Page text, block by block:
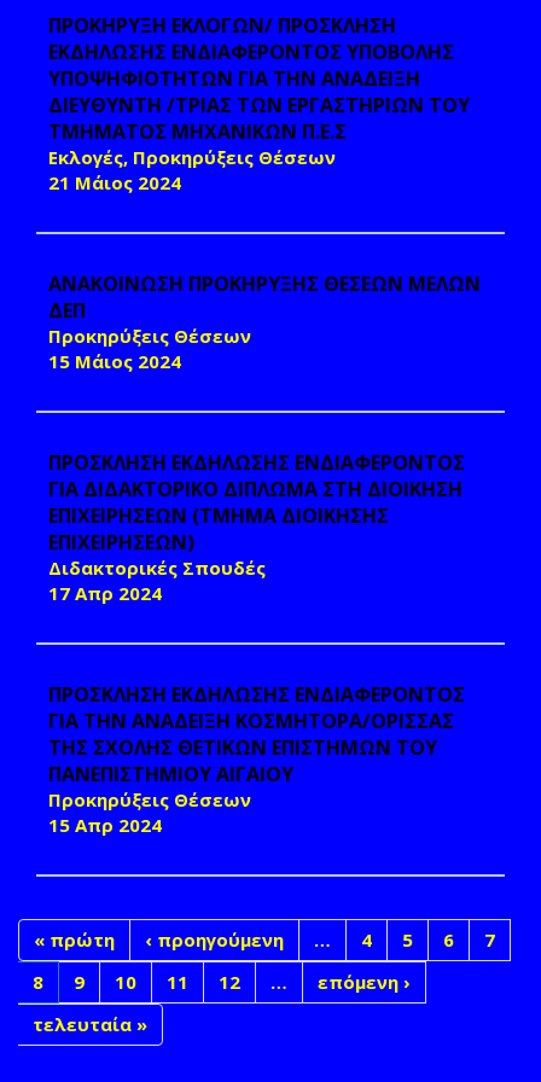
ΠΡΟΚΗΡΥΞΗ ΕΚΛΟΓΩΝ/ ΠΡΟΣΚΛΗΣΗ
ΕΚΔΗΛΩΣΗΣ ΕΝΔΙΑΦΕΡΟΝΤΟΣ ΥΠΟΒΟΛΗΣ
ΥΠΟΨΗΦΙΟΤΗΤΩΝ ΓΙΑ ΤΗΝ ΑΝΑΔΕΙΞΗ
ΔΙΕΥΘΥΝΤΗ /ΤΡΙΑΣ ΤΩΝ ΕΡΓΑΣΤΗΡΙΩΝ ΤΟΥ
ΤΜΗΜΑΤΟΣ ΜΗΧΑΝΙΚΩΝ Π.Ε.Σ
Εκλογές, Προκηρύξεις Θέσεων
21 Μάιος 2024
ΑΝΑΚΟΙΝΩΣΗ ΠΡΟΚΗΡΥΞΗΣ ΘΕΣΕΩΝ ΜΕΛΩΝ
ΔΕΠ
Προκηρύξεις Θέσεων
15 Μάιος 2024
ΠΡΟΣΚΛΗΣΗ ΕΚΔΗΛΩΣΗΣ ΕΝΔΙΑΦΕΡΟΝΤΟΣ
ΓΙΑ ΔΙΔΑΚΤΟΡΙΚΟ ΔΙΠΛΩΜΑ ΣΤΗ ΔΙΟΙΚΗΣΗ
ΕΠΙΧΕΙΡΗΣΕΩΝ (ΤΜΗΜΑ ΔΙΟΙΚΗΣΗΣ
ΕΠΙΧΕΙΡΗΣΕΩΝ)
Διδακτορικές Σπουδές
17 Απρ 2024
ΠΡΟΣΚΛΗΣΗ ΕΚΔΗΛΩΣΗΣ ΕΝΔΙΑΦΕΡΟΝΤΟΣ
ΓΙΑ ΤΗΝ ΑΝΑΔΕΙΞΗ ΚΟΣΜΗΤΟΡΑ/ΟΡΙΣΣΑΣ
ΤΗΣ ΣΧΟΛΗΣ ΘΕΤΙΚΩΝ ΕΠΙΣΤΗΜΩΝ ΤΟΥ
ΠΑΝΕΠΙΣΤΗΜΙΟΥ ΑΙΓΑΙΟΥ
Προκηρύξεις Θέσεων
15 Απρ 2024
« πρώτη ‹ προηγούμενη … 4 5 6
7
8
9 10 11 12 …
επόμενη ›
τελευταία »